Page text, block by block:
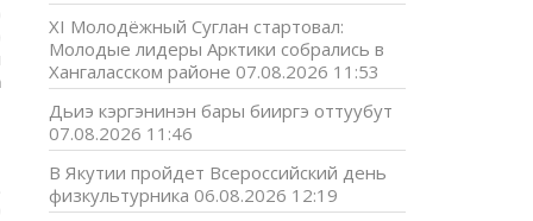
XI Молодёжный Суглан стартовал:
Молодые лидеры Арктики собрались в
Хангаласском районе 07.08.2026 11:53
Дьиэ кэргэнинэн бары бииргэ оттуубут
07.08.2026 11:46
В Якутии пройдет Всероссийский день
физкультурника 06.08.2026 12:19